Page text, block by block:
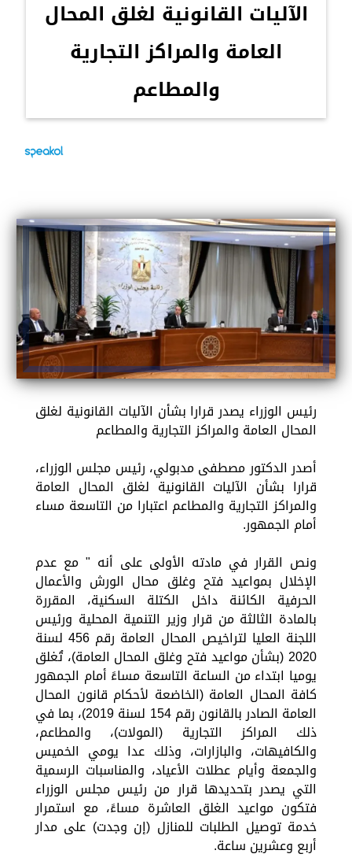
الآليات القانونية لغلق المحال
العامة والمراكز التجارية
والمطاعم
رئيس الوزراء يصدر قرارا بشأن الآليات القانونية لغلق
المحال العامة والمراكز التجارية والمطاعم
أصدر الدكتور مصطفى مدبولي، رئيس مجلس الوزراء،
قرارا بشأن الآليات القانونية لغلق المحال العامة
والمراكز التجارية والمطاعم اعتبارا من التاسعة مساء
أمام الجمهور.
ونص القرار في مادته الأولى على أنه " مع عدم
الإخلال بمواعيد فتح وغلق محال الورش والأعمال
الحرفية الكائنة داخل الكتلة السكنية، المقررة
بالمادة الثالثة من قرار وزير التنمية المحلية ورئيس
اللجنة العليا لتراخيص المحال العامة رقم 456 لسنة
2020 (بشأن مواعيد فتح وغلق المحال العامة)، تُغلق
يوميا ابتداء من الساعة التاسعة مساءً أمام الجمهور
كافة المحال العامة (الخاضعة لأحكام قانون المحال
العامة الصادر بالقانون رقم 154 لسنة 2019)، بما في
ذلك المراكز التجارية (المولات)، والمطاعم،
والكافيهات، والبازارات، وذلك عدا يومي الخميس
والجمعة وأيام عطلات الأعياد، والمناسبات الرسمية
التي يصدر بتحديدها قرار من رئيس مجلس الوزراء
فتكون مواعيد الغلق العاشرة مساءً، مع استمرار
خدمة توصيل الطلبات للمنازل (إن وجدت) على مدار
أربع وعشرين ساعة.